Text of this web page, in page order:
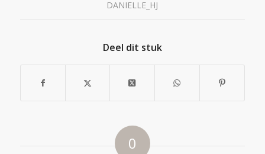
DANIELLE_HJ
Deel dit stuk
0